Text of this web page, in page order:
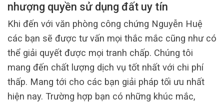
nhượng quyền sử dụng đất uy tín
Khi đến với văn phòng công chứng Nguyễn Huệ
các bạn sẽ được tư vấn mọi thắc mắc cũng như có
thể giải quyết được mọi tranh chấp. Chúng tôi
mang đến chất lượng dịch vụ tốt nhất với chi phí
thấp. Mang tới cho các bạn giải pháp tối ưu nhất
hiện nay. Trường hợp bạn có những khúc mắc,